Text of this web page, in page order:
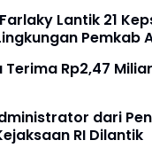
Lantik 21
Pemkab
Terima Rp2,47
dari
RI Dilantik